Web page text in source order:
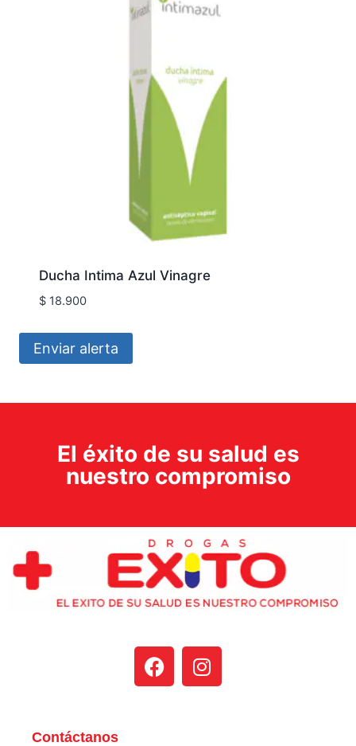
Ducha Intima Azul Vinagre
$18.900
Enviar alerta
El éxito de su salud es
nuestro compromiso
Contáctanos